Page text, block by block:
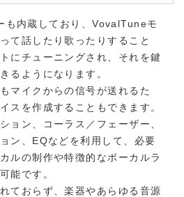
も内蔵しており、VovalTuneモ
て話したり歌ったりすること
にチューニングされ、それを鍵
るようになります。
マイクからの信号が送れるた
スを作成することもできます。
ョン、コーラス／フェーザー、
ン、EQなどを利用して、必要
ルの制作や特徴的なボーカルラ
能です。
ておらず、楽器やあらゆる音源